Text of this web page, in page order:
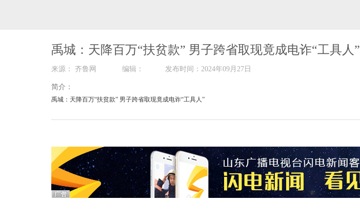
禹城：天降百万“扶贫款” 男子跨省取现竟成电诈“工具人”
来源： 齐鲁网 编辑： 发布时间：2024年09月27日
简介：
禹城：天降百万“扶贫款” 男子跨省取现竟成电诈“工具人”